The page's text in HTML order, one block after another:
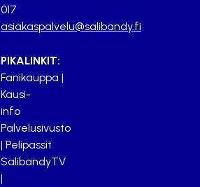
017
asiakaspalvelu@salibandy.fi
PIKALINKIT:
Fanikauppa |
Kausi-
info
Palvelusivusto
| Pelipassit
SalibandyTV
|